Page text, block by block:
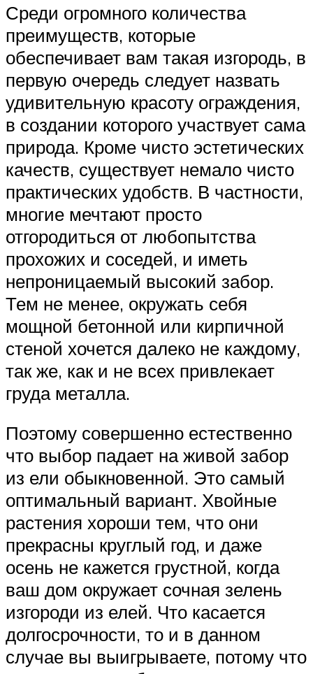
Среди огромного количества
преимуществ, которые
обеспечивает вам такая изгородь, в
первую очередь следует назвать
удивительную красоту ограждения,
в создании которого участвует сама
природа. Кроме чисто эстетических
качеств, существует немало чисто
практических удобств. В частности,
многие мечтают просто
отгородиться от любопытства
прохожих и соседей, и иметь
непроницаемый высокий забор.
Тем не менее, окружать себя
мощной бетонной или кирпичной
стеной хочется далеко не каждому,
так же, как и не всех привлекает
груда металла.
Поэтому совершенно естественно
что выбор падает на живой забор
из ели обыкновенной. Это самый
оптимальный вариант. Хвойные
растения хороши тем, что они
прекрасны круглый год, и даже
осень не кажется грустной, когда
ваш дом окружает сочная зелень
изгороди из елей. Что касается
долгосрочности, то и в данном
случае вы выигрываете, потому что